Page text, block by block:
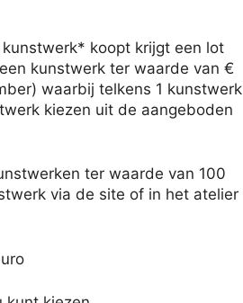
koopt krijgt een lot
kunstwerk ter waarde van €
waarbij telkens 1 kunstwerk
kiezen uit de aangeboden
ter waarde van 100
via de site of in het atelier